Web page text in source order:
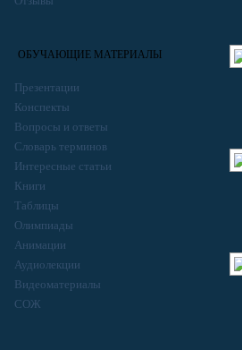
ОБУЧАЮЩИЕ МАТЕРИАЛЫ
Презентации
Конспекты
Вопросы и ответы
Словарь терминов
Интересные статьи
Книги
Таблицы
Олимпиады
Анимации
Аудиолекции
Видеоматериалы
СОЖ